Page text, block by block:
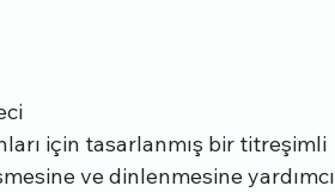
için tasarlanmış bir titreşimli
ve dinlenmesine yardımcı